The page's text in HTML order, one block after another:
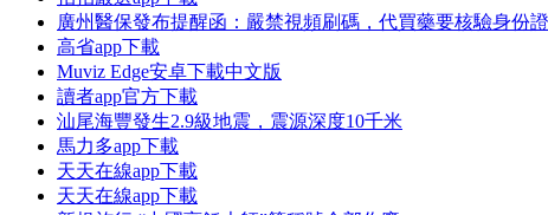
廣州醫保發布提醒函：嚴禁視頻刷碼，代買藥要核驗身份證
高省app下載
Muviz Edge安卓下載中文版
讀者app官方下載
汕尾海豐發生2.9級地震，震源深度10千米
馬力多app下載
天天在線app下載
天天在線app下載